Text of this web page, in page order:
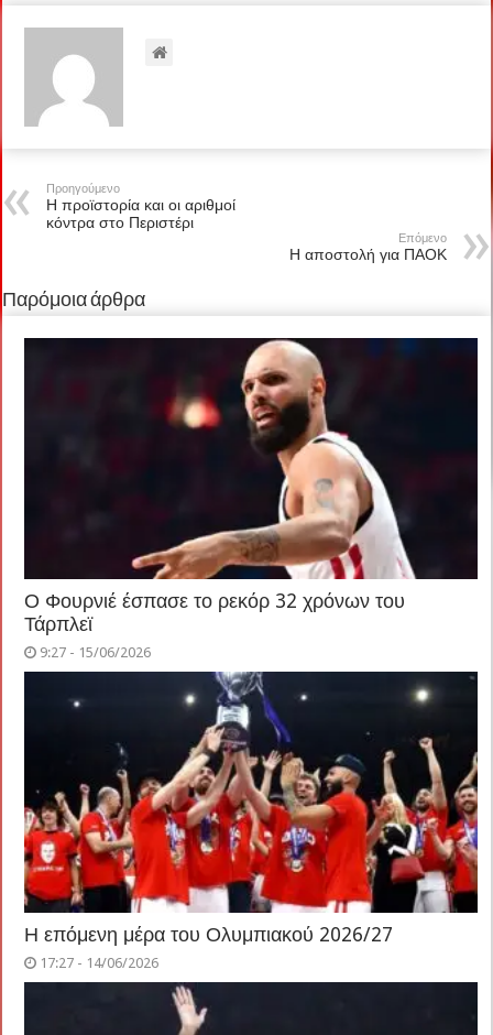
Προηγούμενο
Η προϊστορία και οι αριθμοί
κόντρα στο Περιστέρι
Επόμενο
Η αποστολή για ΠΑΟΚ
Παρόμοια άρθρα
Ο Φουρνιέ έσπασε το ρεκόρ 32 χρόνων του
Τάρπλεϊ
9:27 - 15/06/2026
Η επόμενη μέρα του Ολυμπιακού 2026/27
17:27 - 14/06/2026